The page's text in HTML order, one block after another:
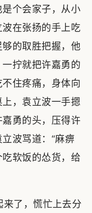
个会家子，从小
在张扬的手上吃
的取胜把握，他
拧就把许嘉勇的
住疼痛，身体向
，袁立波一手摁
勇的头，压得许
波骂道：“麻痹
软饭的怂货，给
了，慌忙上去分